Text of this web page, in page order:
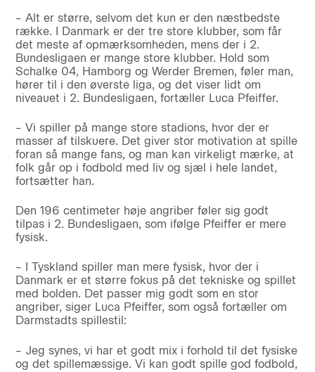
– Alt er større, selvom det kun er den næstbedste
række. I Danmark er der tre store klubber, som får
det meste af opmærksomheden, mens der i 2.
Bundesligaen er mange store klubber. Hold som
Schalke 04, Hamborg og Werder Bremen, føler man,
hører til i den øverste liga, og det viser lidt om
niveauet i 2. Bundesligaen, fortæller Luca Pfeiffer.
– Vi spiller på mange store stadions, hvor der er
masser af tilskuere. Det giver stor motivation at spille
foran så mange fans, og man kan virkeligt mærke, at
folk går op i fodbold med liv og sjæl i hele landet,
fortsætter han.
Den 196 centimeter høje angriber føler sig godt
tilpas i 2. Bundesligaen, som ifølge Pfeiffer er mere
fysisk.
– I Tyskland spiller man mere fysisk, hvor der i
Danmark er et større fokus på det tekniske og spillet
med bolden. Det passer mig godt som en stor
angriber, siger Luca Pfeiffer, som også fortæller om
Darmstadts spillestil:
– Jeg synes, vi har et godt mix i forhold til det fysiske
og det spillemæssige. Vi kan godt spille god fodbold,